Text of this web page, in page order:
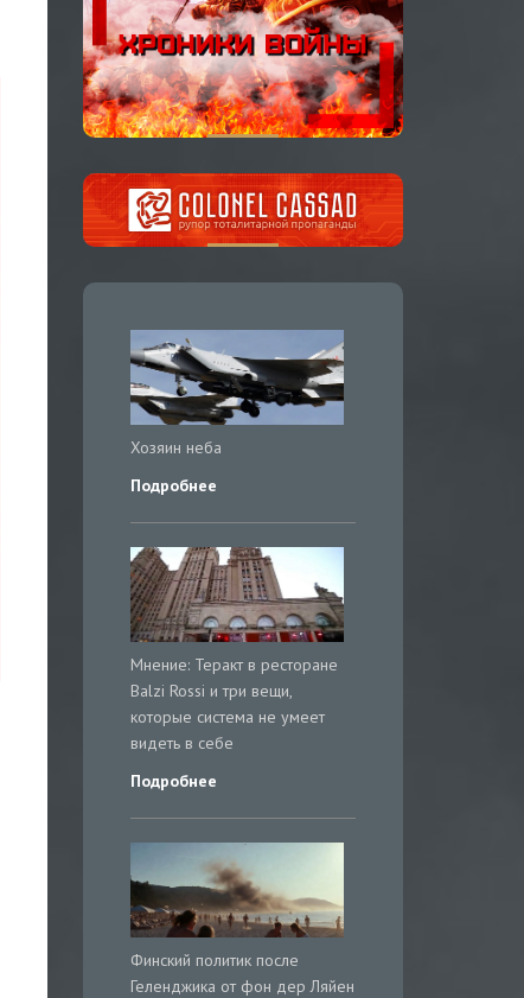
Хозяин неба
Подробнее
Мнение: Теракт в ресторане
Balzi Rossi и три вещи,
которые система не умеет
видеть в себе
Подробнее
Финский политик после
Геленджика от фон дер Ляйен